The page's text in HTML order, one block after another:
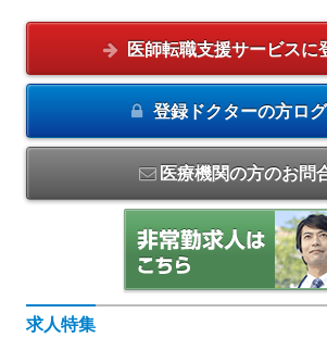
医師転職支援サービスに
登録ドクターの方ロ
医療機関の方のお問
求人特集